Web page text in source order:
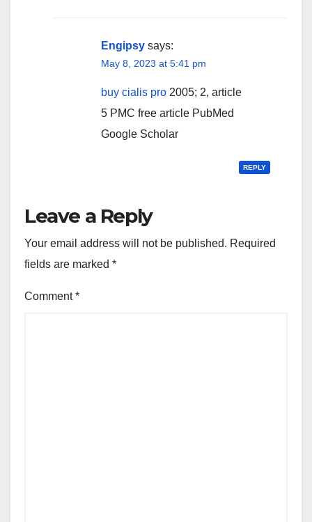
Engipsy says:
May 8, 2023 at 5:41 pm
buy cialis pro 2005; 2, article
5 PMC free article PubMed
Google Scholar
REPLY
Leave a Reply
Your email address will not be published. Required
fields are marked *
Comment*